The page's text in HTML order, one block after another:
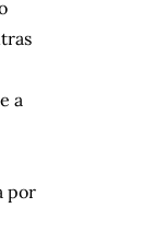
a
por